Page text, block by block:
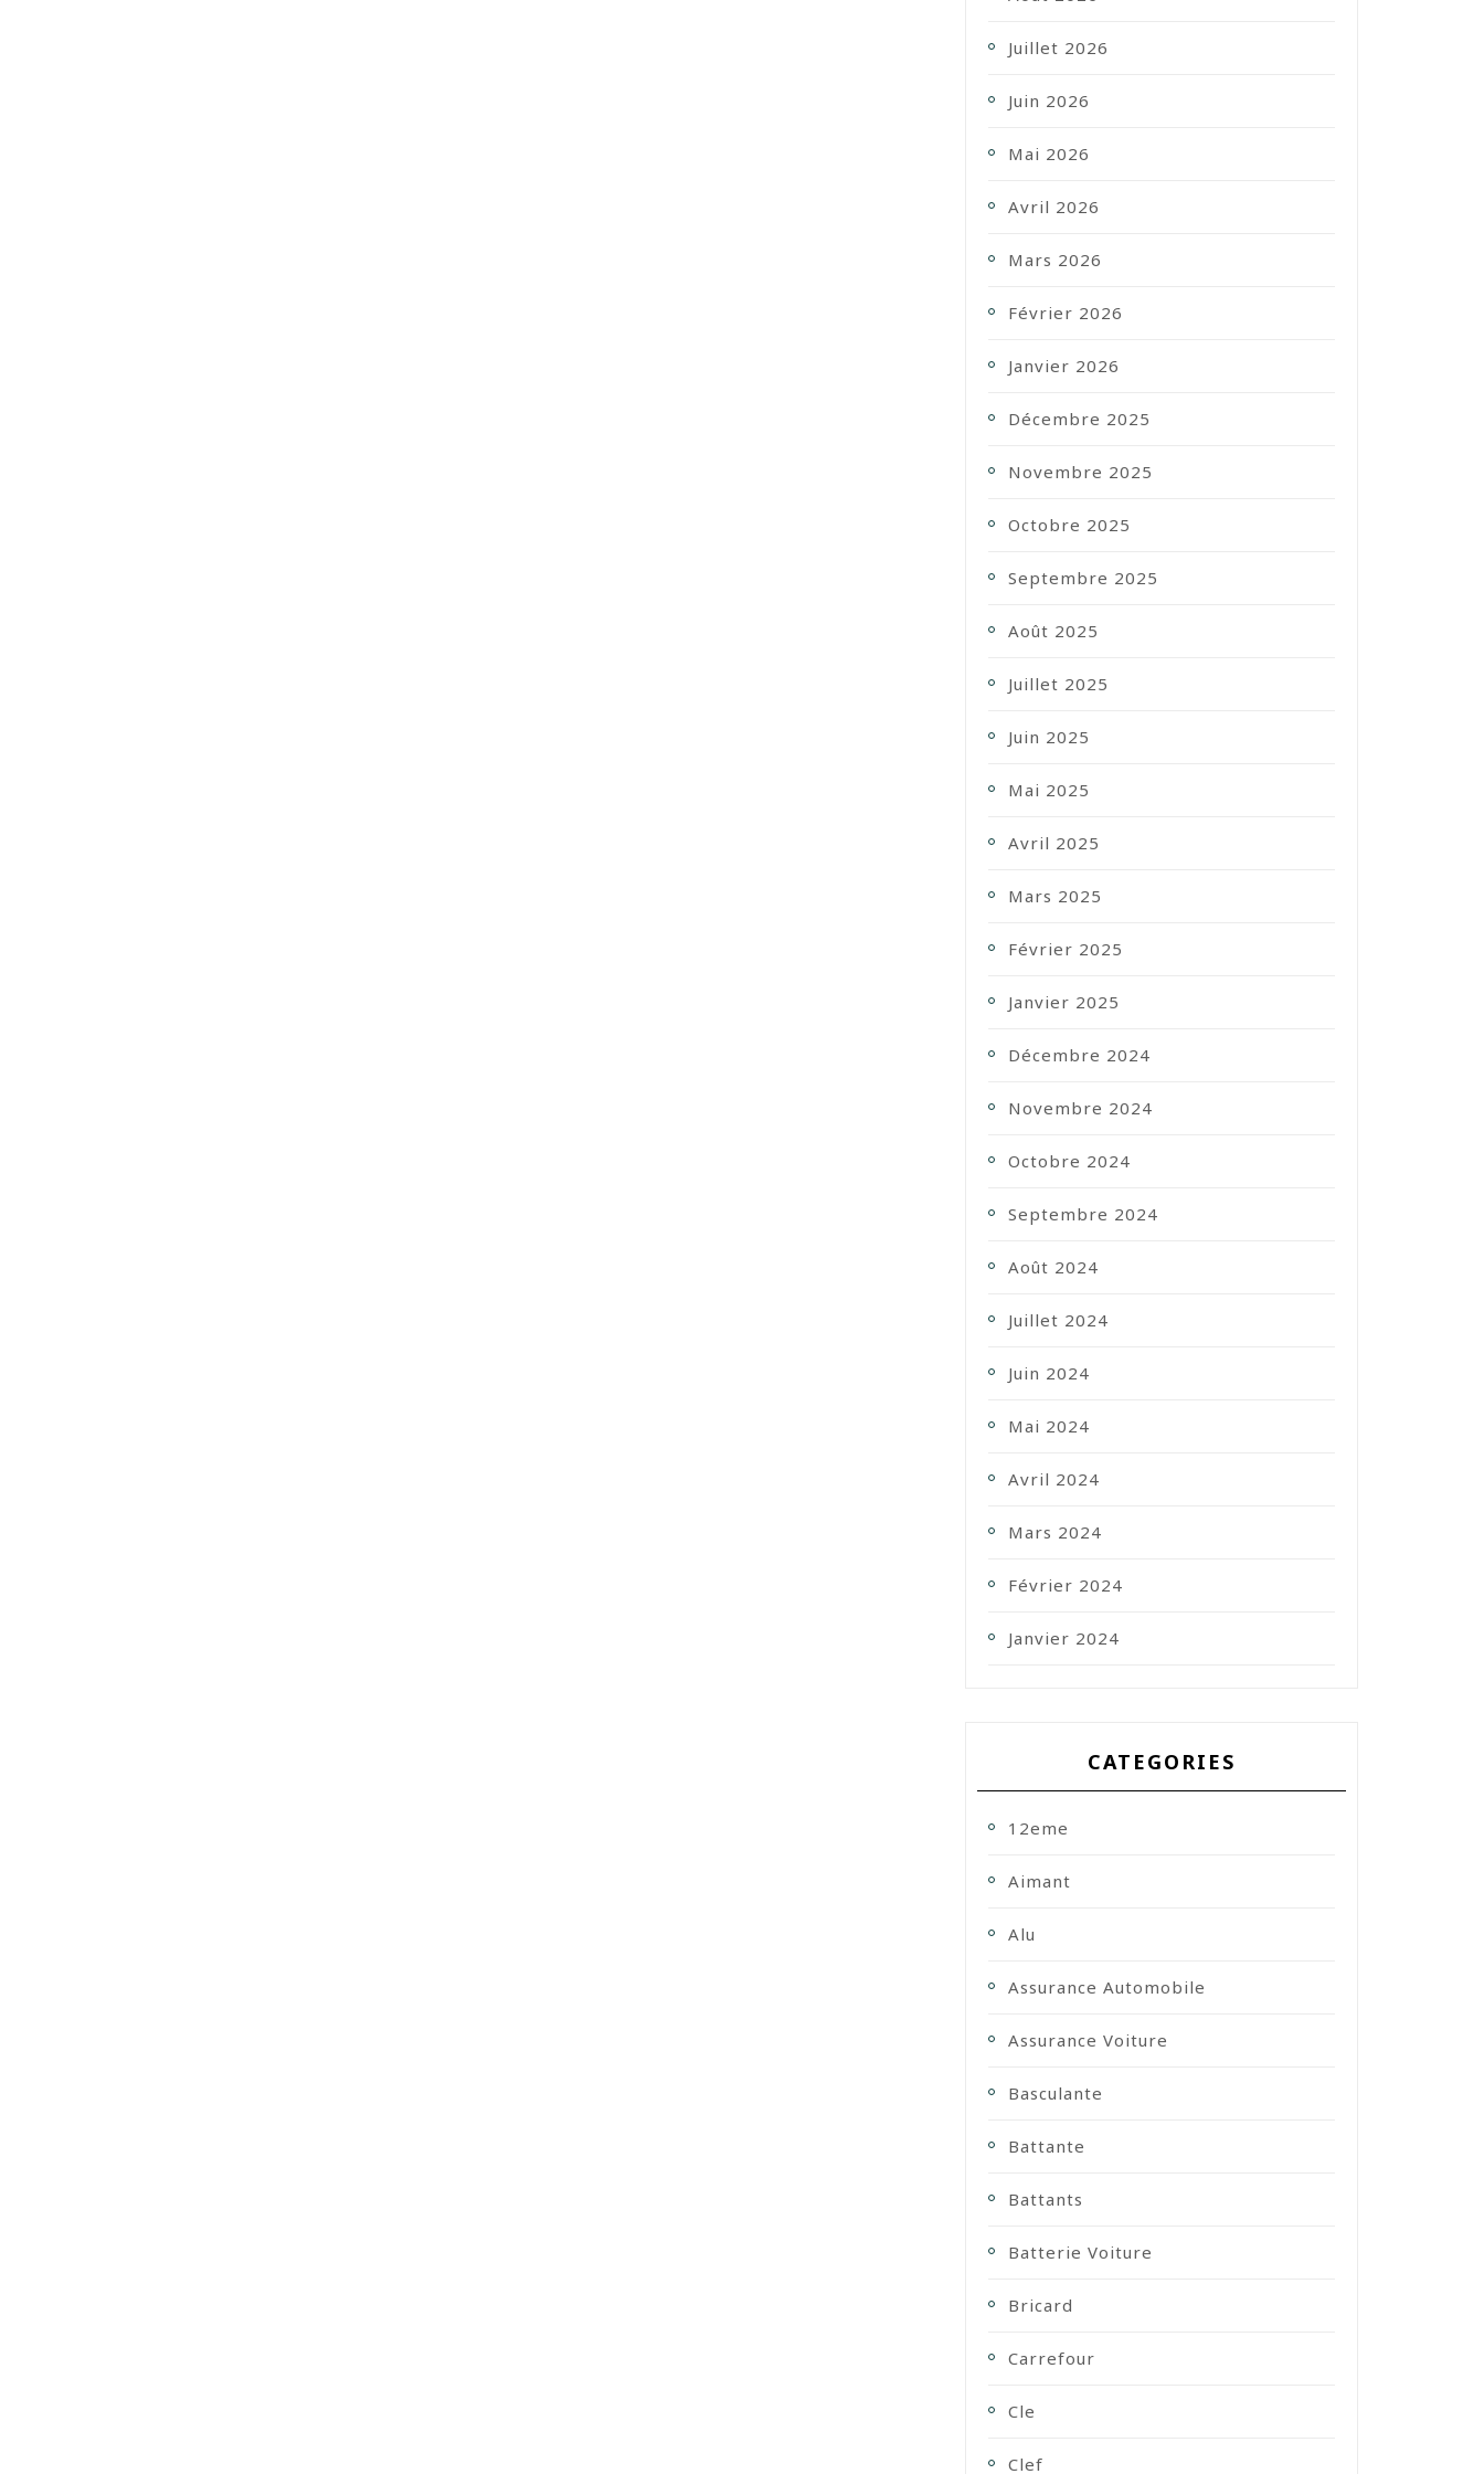
Juillet 2026
Juin 2026
Mai 2026
Avril 2026
Mars 2026
Février 2026
Janvier 2026
Décembre 2025
Novembre 2025
Octobre 2025
Septembre 2025
Août 2025
Juillet 2025
Juin 2025
Mai 2025
Avril 2025
Mars 2025
Février 2025
Janvier 2025
Décembre 2024
Novembre 2024
Octobre 2024
Septembre 2024
Août 2024
Juillet 2024
Juin 2024
Mai 2024
Avril 2024
Mars 2024
Février 2024
Janvier 2024
CATEGORIES
12eme
Aimant
Alu
Assurance Automobile
Assurance Voiture
Basculante
Battante
Battants
Batterie Voiture
Bricard
Carrefour
Cle
Clef